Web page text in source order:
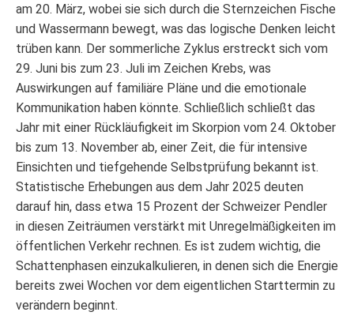
am 20. März, wobei sie sich durch die Sternzeichen Fische
und Wassermann bewegt, was das logische Denken leicht
trüben kann. Der sommerliche Zyklus erstreckt sich vom
29. Juni bis zum 23. Juli im Zeichen Krebs, was
Auswirkungen auf familiäre Pläne und die emotionale
Kommunikation haben könnte. Schließlich schließt das
Jahr mit einer Rückläufigkeit im Skorpion vom 24. Oktober
bis zum 13. November ab, einer Zeit, die für intensive
Einsichten und tiefgehende Selbstprüfung bekannt ist.
Statistische Erhebungen aus dem Jahr 2025 deuten
darauf hin, dass etwa 15 Prozent der Schweizer Pendler
in diesen Zeiträumen verstärkt mit Unregelmäßigkeiten im
öffentlichen Verkehr rechnen. Es ist zudem wichtig, die
Schattenphasen einzukalkulieren, in denen sich die Energie
bereits zwei Wochen vor dem eigentlichen Starttermin zu
verändern beginnt.